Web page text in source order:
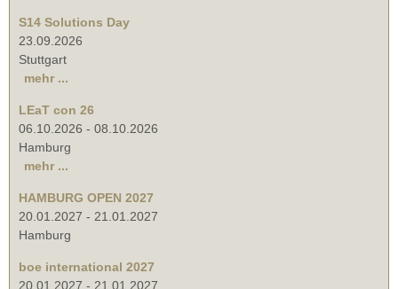
S14 Solutions Day
23.09.2026
Stuttgart
mehr ...
LEaT con 26
06.10.2026 - 08.10.2026
Hamburg
mehr ...
HAMBURG OPEN 2027
20.01.2027 - 21.01.2027
Hamburg
boe international 2027
20.01.2027 - 21.01.2027